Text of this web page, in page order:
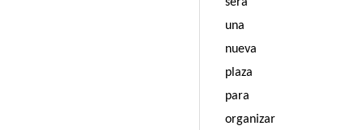
una
nueva
plaza
para
organizar